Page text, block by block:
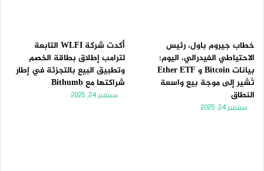
خطاب جيروم باول، رئيس
الاحتياطي الفيدرالي، اليوم:
بيانات Bitcoin و Ether ETF
تُشير إلى موجة بيع واسعة
النطاق
سبتمبر 24, 2025
أكدت شركة WLFI التابعة
لترامب إطلاق بطاقة الخصم
وتطبيق البيع بالتجزئة في إطار
شراكتها مع Bithumb
سبتمبر 24, 2025